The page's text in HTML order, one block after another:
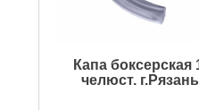
Капа боксерская
челюст. г.Рязань